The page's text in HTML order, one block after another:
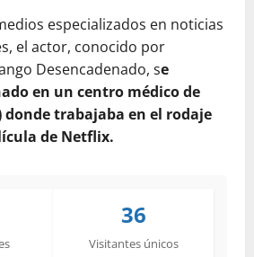
especializados en noticias
el actor, conocido por
Desencadenado, se
en un centro médico de
donde trabajaba en el rodaje
de Netflix.
36
Visitantes únicos